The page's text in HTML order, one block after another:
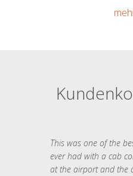
This was one of the
ever had with a cab
at the airport and the